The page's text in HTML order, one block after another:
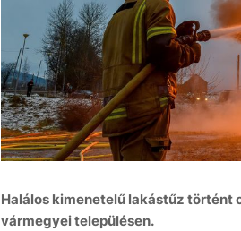
Halálos kimenetelű lakástűz történt
vármegyei településen.